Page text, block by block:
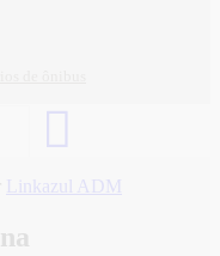
Linkazul ADM